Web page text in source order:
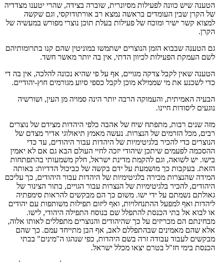
הטענה שיש כוונה לפעילות מסיונרית, שוברה בצידה, שהרי יטענו מצדדיה
של הקרן שבין העומדים בראשה נמצא רב אורתודוקסי, וגם שקשה
למצוא קשר ישיר ומוכח של פעילות בעלת תוכן נוצרי מפורש במעשיה של
הקרן.
גם הטענה שבבוא הזמן הנוצרים ישתמשו במוניטין שהם קנו בתרומותיהם
לשם העמקת הפעילות לכיוון הדתי, אין בה יותר מאשר חשד.
הטענה שאין לקבל צדקה מגויים, אף על פי שהיא נכונה להלכה, אין בה די
כדי לשכנע את מי שממילא מוכן לקבל כספי סיוע מגורמים חוץ-יהודיים.
הבעיה האמיתית, והעמוקה הרבה יותר הינה סמויה מן העין, ושורשיה
נוגעים ליסודות חיינו.
מזה שנים רבות, מתפתח שיח של אהבה כלפי היהדות מצידם של נוצרים
רבים, מכל הזרמים של הנצרות. נעשה מאמץ תיאולוגי אדיר מצדם של
הנוצרים כדי להכיר בלגיטימיות של היהדות עבור היהודים, עד כדי
ההסכמה לפעמים שיתכן שיהודי יזכה לחיי העולם הבא גם אם לא יאמין
בישו. יש לשואה, וגם להקמת מדינת ישראל, חלק משמעותי בהתפתחות
הזאת. בעקבות כך מושמעת על ידם בקשה של כביכול הדדיות: באותה
המידה שהנצרות מכירה בלגיטימיות של היהדות עבור היהודים, כך עליכם
היהודים, להכיר בלגיטימיות של הנצרות עבור הגויים, בתור הצינור של
גאולתם נשמתם על ידי ישו. משום כך הם מבקשים להראות סימפתיה
ליהדות ואף למפעל ההתנחלויות, ואף ליזום תפילות משותפות עם יהודים
או לבוא אל בתי הכנסת להתפלל שם בנוסח התפילה היהודי, לישו.
מבחינתם הם מכריזים על כך שהיהודים והנוצרים מתפללים לאותו אלוה,
אלא שהם מאמינים שבהתפללם לאב, אף הבן מתייחד עמם. כך שהם
מבקשים לעבוד עבודה זרה בשם היהדות, כפי שנהגו ה"מינים" בבתי
הכנסת בימי חז"ל בטרם יצאו מכלל ישראל.